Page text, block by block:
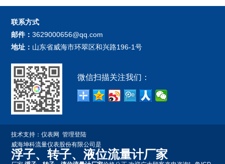
联系方式
邮件：3629000656@qq.com
地址： 山东省威海市环翠区和兴路196-1号
微信扫描关注我们：
技术支持：仪表网 管理登陆
威海坤科流量仪表股份有限公司是
浮子、转子、液位流量计厂家